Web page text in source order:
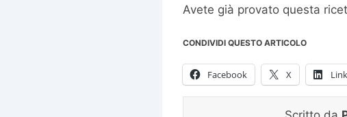
Avete già provato questa
CONDIVIDI QUESTO ARTICOLO
Facebook X